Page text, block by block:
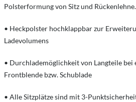
Polsterformung von Sitz und Rückenlehne.
• Heckpolster hochklappbar zur
Ladevolumens
• Durchlademöglichkeit von Langteile bei
Frontblende bzw. Schublade
• Alle Sitzplätze sind mit 3-